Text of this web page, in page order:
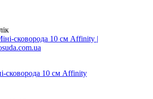
сковорода 10 см Affinity